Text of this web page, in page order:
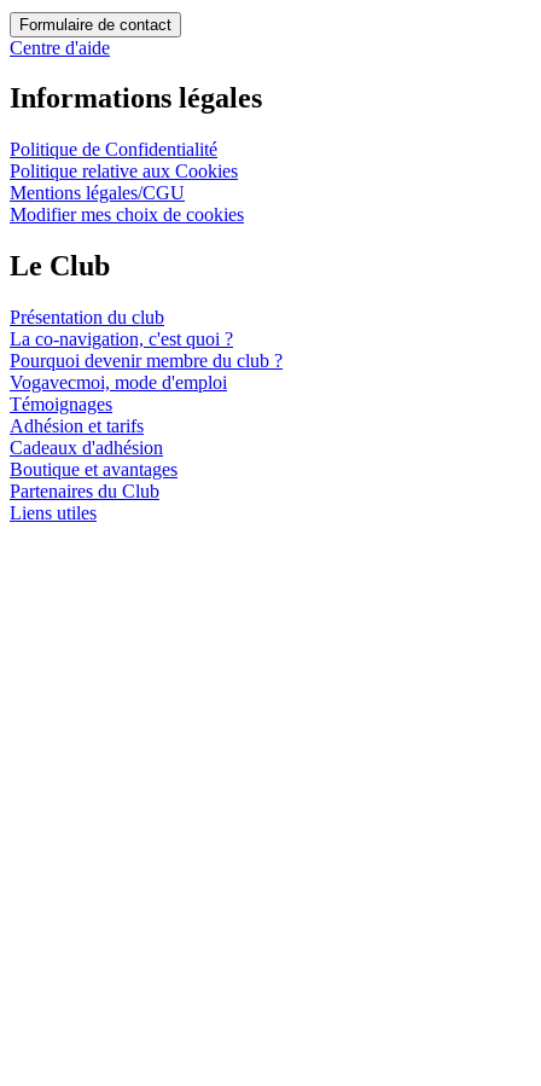
Formulaire de contact
Centre d'aide
Informations légales
Politique de Confidentialité
Politique relative aux Cookies
Mentions légales/CGU
Modifier mes choix de cookies
Le Club
Présentation du club
La co-navigation, c'est quoi ?
Pourquoi devenir membre du club ?
Vogavecmoi, mode d'emploi
Témoignages
Adhésion et tarifs
Cadeaux d'adhésion
Boutique et avantages
Partenaires du Club
Liens utiles